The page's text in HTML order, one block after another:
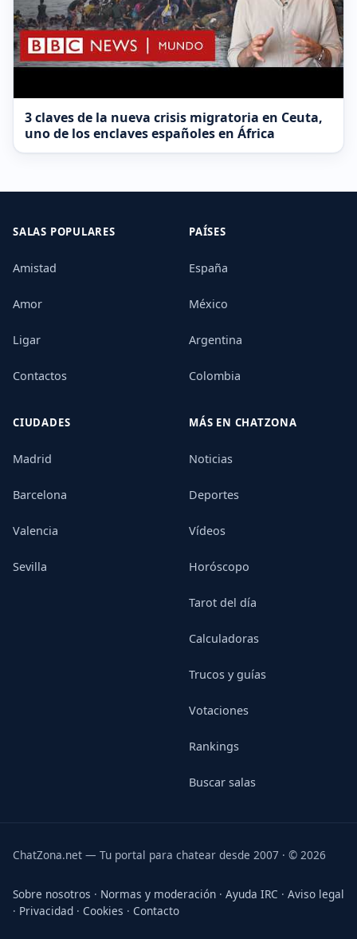
3 claves de la nueva crisis migratoria en Ceuta,
uno de los enclaves españoles en África
SALAS POPULARES
Amistad
Amor
Ligar
Contactos
PAÍSES
España
México
Argentina
Colombia
CIUDADES
Madrid
Barcelona
Valencia
Sevilla
MÁS EN CHATZONA
Noticias
Deportes
Vídeos
Horóscopo
Tarot del día
Calculadoras
Trucos y guías
Votaciones
Rankings
Buscar salas
ChatZona.net — Tu portal para chatear desde 2007 · © 2026
Sobre nosotros · Normas y moderación · Ayuda IRC · Aviso legal
· Privacidad · Cookies · Contacto